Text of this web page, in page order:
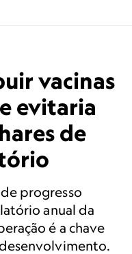
vacinas
evitaria
de
progresso
anual da
é a chave